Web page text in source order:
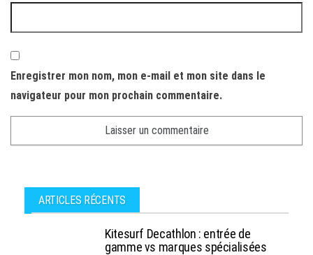
Enregistrer mon nom, mon e-mail et mon site dans le
navigateur pour mon prochain commentaire.
ARTICLES RÉCENTS
Kitesurf Decathlon : entrée de
gamme vs marques spécialisées